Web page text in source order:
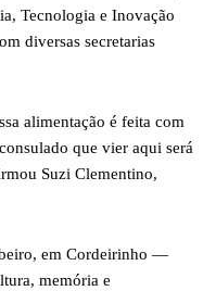
Tecnologia e Inovação
diversas secretarias
alimentação é feita com
que vier aqui será
Suzi Clementino,
em Cordeirinho —
memória e